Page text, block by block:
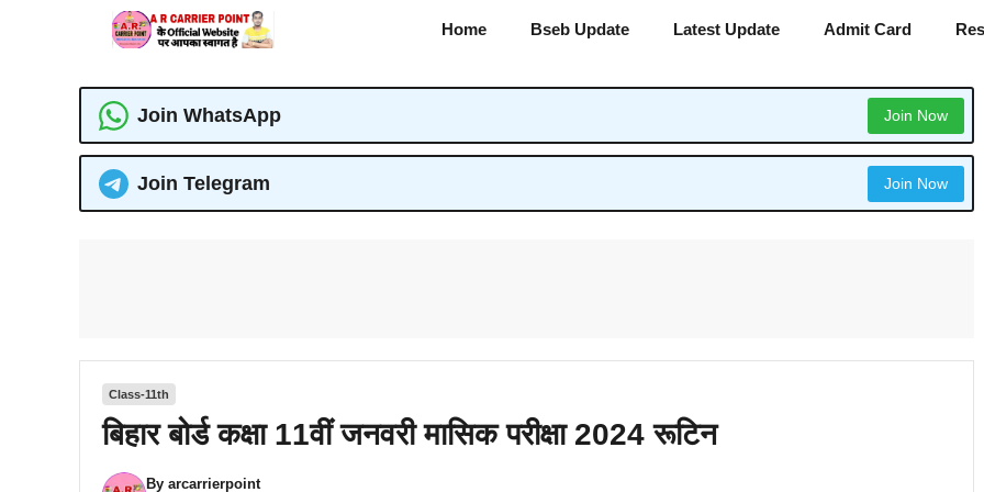
Home Bseb Update Latest Update Admit Card
Join WhatsApp Join Now
Join Telegram Join Now
Class-11th
बिहार बोर्ड कक्षा 11वीं जनवरी मासिक परीक्षा 2024 रूटिन
By arcarrierpoint